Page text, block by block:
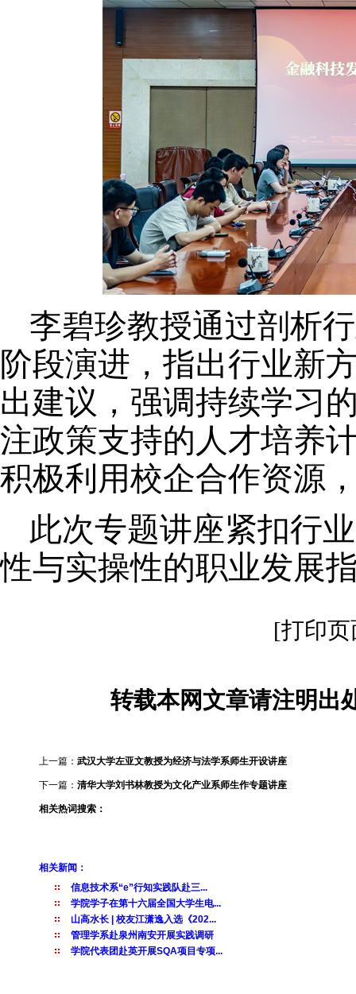
李碧珍教授通过剖析
阶段演进 ， 指出行业新
出建议 ，强调持续学习
注政策支持的人才培养
积极利用校企合作资源
此次专题讲座紧扣行
性与实操性的职业发展
[打印
转载本网文章请注明出
上一篇： 武汉大学左亚文教授为经济与法学系师生开设讲座
下一篇： 清华大学刘书林教授为文化产业系师生作专题讲座
相关热词搜索：
相关新闻：